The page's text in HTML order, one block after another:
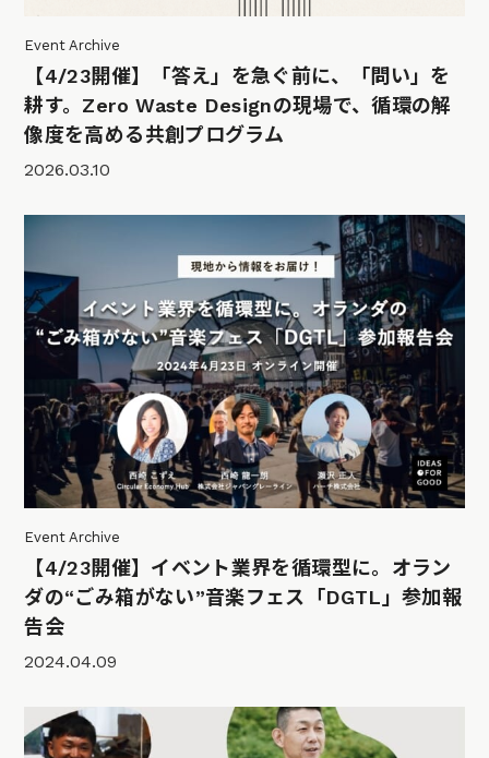
Event Archive
【4/23開催】「答え」を急ぐ前に、「問い」を
耕す。Zero Waste Designの現場で、循環の解
像度を高める共創プログラム
2026.03.10
Event Archive
【4/23開催】イベント業界を循環型に。オラン
ダの“ごみ箱がない”音楽フェス「DGTL」参加報
告会
2024.04.09